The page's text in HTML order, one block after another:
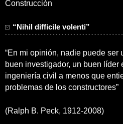
Construcción
“Nihil difficile volenti”
“En mi opinión, nadie puede ser
buen investigador, un buen líder
ingeniería civil a menos que
problemas de los constructores”
(Ralph B. Peck, 1912-2008)